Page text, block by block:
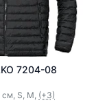
7204-08
S, M, (+3)